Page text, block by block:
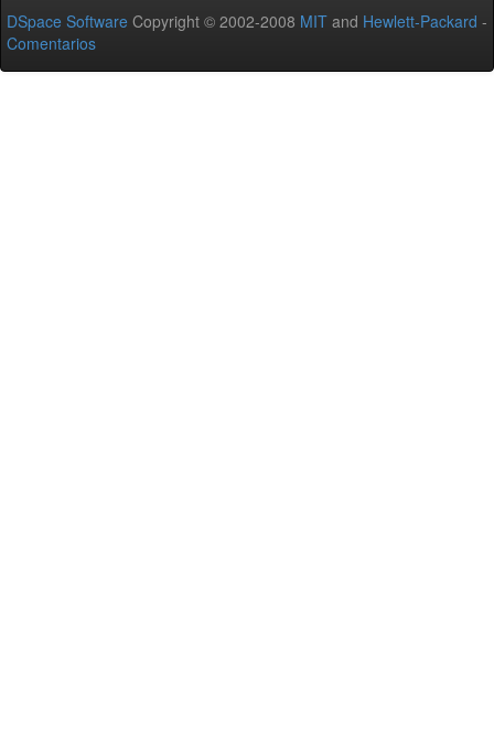
DSpace Software Copyright © 2002-2008 MIT and Hewlett-Packard -
Comentarios